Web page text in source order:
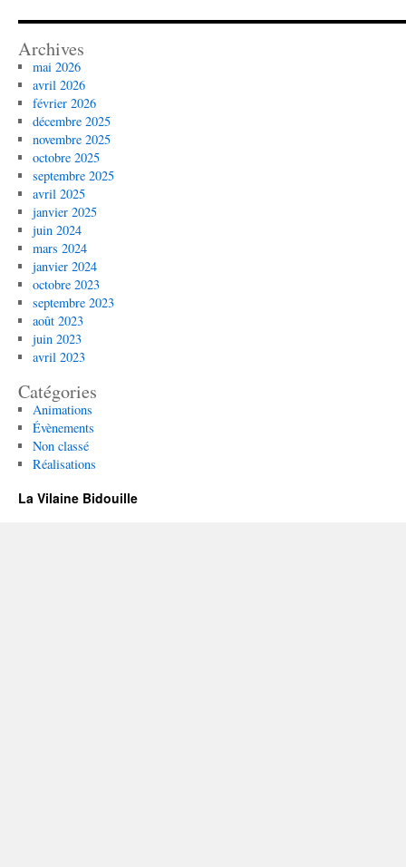
Archives
mai 2026
avril 2026
février 2026
décembre 2025
novembre 2025
octobre 2025
septembre 2025
avril 2025
janvier 2025
juin 2024
mars 2024
janvier 2024
octobre 2023
septembre 2023
août 2023
juin 2023
avril 2023
Catégories
Animations
Évènements
Non classé
Réalisations
La Vilaine Bidouille